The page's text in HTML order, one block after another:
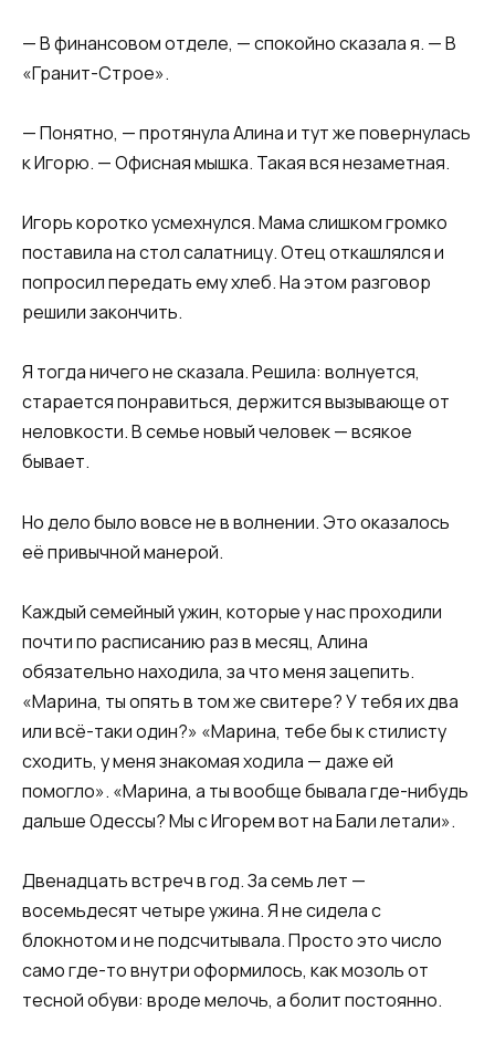
— В финансовом отделе, — спокойно сказала я. — В
«Гранит-Строе».
— Понятно, — протянула Алина и тут же повернулась
к Игорю. — Офисная мышка. Такая вся незаметная.
Игорь коротко усмехнулся. Мама слишком громко
поставила на стол салатницу. Отец откашлялся и
попросил передать ему хлеб. На этом разговор
решили закончить.
Я тогда ничего не сказала. Решила: волнуется,
старается понравиться, держится вызывающе от
неловкости. В семье новый человек — всякое
бывает.
Но дело было вовсе не в волнении. Это оказалось
её привычной манерой.
Каждый семейный ужин, которые у нас проходили
почти по расписанию раз в месяц, Алина
обязательно находила, за что меня зацепить.
«Марина, ты опять в том же свитере? У тебя их два
или всё-таки один?» «Марина, тебе бы к стилисту
сходить, у меня знакомая ходила — даже ей
помогло». «Марина, а ты вообще бывала где-нибудь
дальше Одессы? Мы с Игорем вот на Бали летали».
Двенадцать встреч в год. За семь лет —
восемьдесят четыре ужина. Я не сидела с
блокнотом и не подсчитывала. Просто это число
само где-то внутри оформилось, как мозоль от
тесной обуви: вроде мелочь, а болит постоянно.